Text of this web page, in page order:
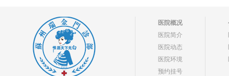
医院概况
医院简介
医院动态
医院环境
预约挂号